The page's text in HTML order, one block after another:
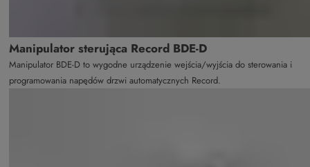
Manipulator sterująca Record BDE-D
Manipulator BDE-D to wygodne urządzenie wejścia/wyjścia do sterowania i
programowania napędów drzwi automatycznych Record.